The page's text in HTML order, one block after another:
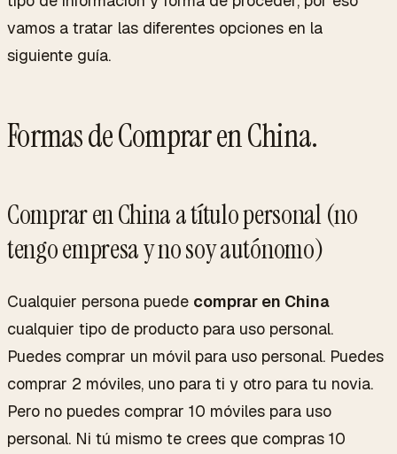
vamos a tratar las diferentes opciones en la
siguiente guía.
Formas de Comprar en China.
Comprar en China a título personal (no
tengo empresa y no soy autónomo)
Cualquier persona puede comprar en China
cualquier tipo de producto para uso personal.
Puedes comprar un móvil para uso personal. Puedes
comprar 2 móviles, uno para ti y otro para tu novia.
Pero no puedes comprar 10 móviles para uso
personal. Ni tú mismo te crees que compras 10